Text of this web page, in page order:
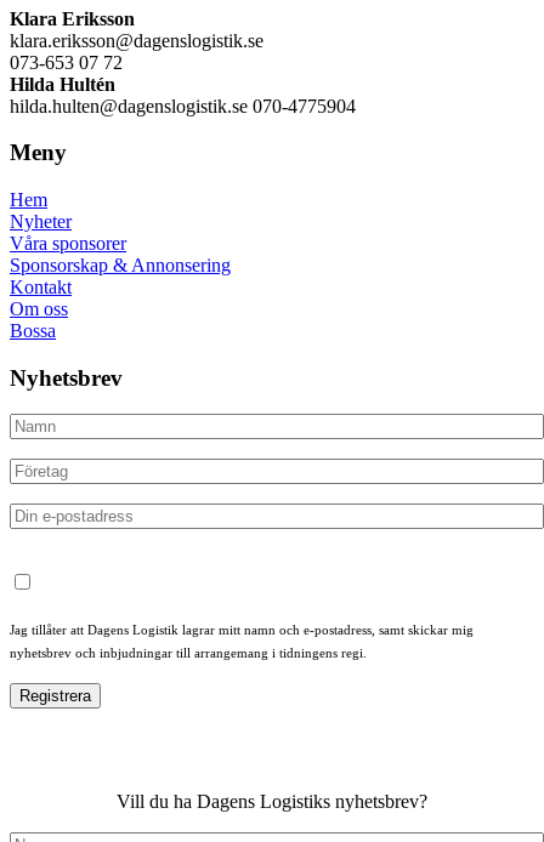
Klara Eriksson
klara.eriksson@dagenslogistik.se
073-653 07 72
Hilda Hultén
hilda.hulten@dagenslogistik.se 070-4775904
Meny
Hem
Nyheter
Våra sponsorer
Sponsorskap & Annonsering
Kontakt
Om oss
Bossa
Nyhetsbrev
Jag tillåter att Dagens Logistik lagrar mitt namn och e-postadress, samt skickar mig
nyhetsbrev och inbjudningar till arrangemang i tidningens regi.
Vill du ha Dagens Logistiks nyhetsbrev?